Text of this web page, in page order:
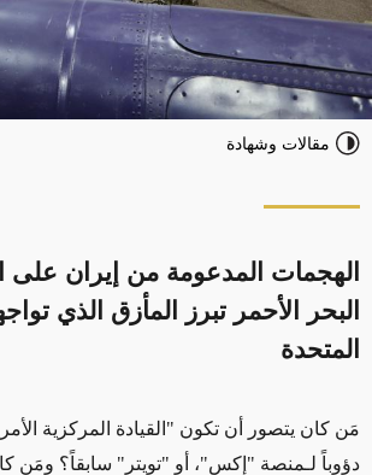
مقالات وشهادة
الهجمات المدعومة من إيران
البحر الأحمر تبرز المأزق الذي
المتحدة
مَن كان يتصور أن تكون "القيادة المركزية
دؤوباً لـمنصة "إكس"، أو "تويتر" سابقاً؟ ومَن